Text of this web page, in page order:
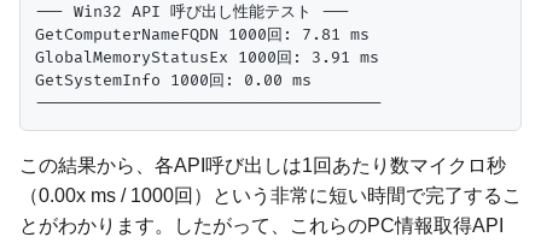
--- Win32 API 呼び出し性能テスト ---
GetComputerNameFQDN 1000回: 7.81 ms
GlobalMemoryStatusEx 1000回: 3.91 ms
GetSystemInfo 1000回: 0.00 ms
この結果から、各API呼び出しは1回あたり数マイクロ秒
（0.00x ms / 1000回）という非常に短い時間で完了するこ
とがわかります。したがって、これらのPC情報取得API